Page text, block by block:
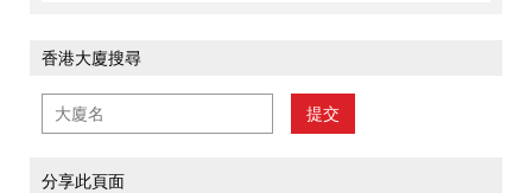
香港大廈搜尋
提交
分享此頁面